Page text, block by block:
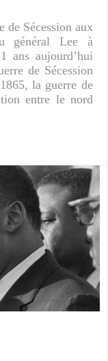
de Sécession aux
général Lee à
ans aujourd’hui
de Sécession
la guerre de
entre le nord